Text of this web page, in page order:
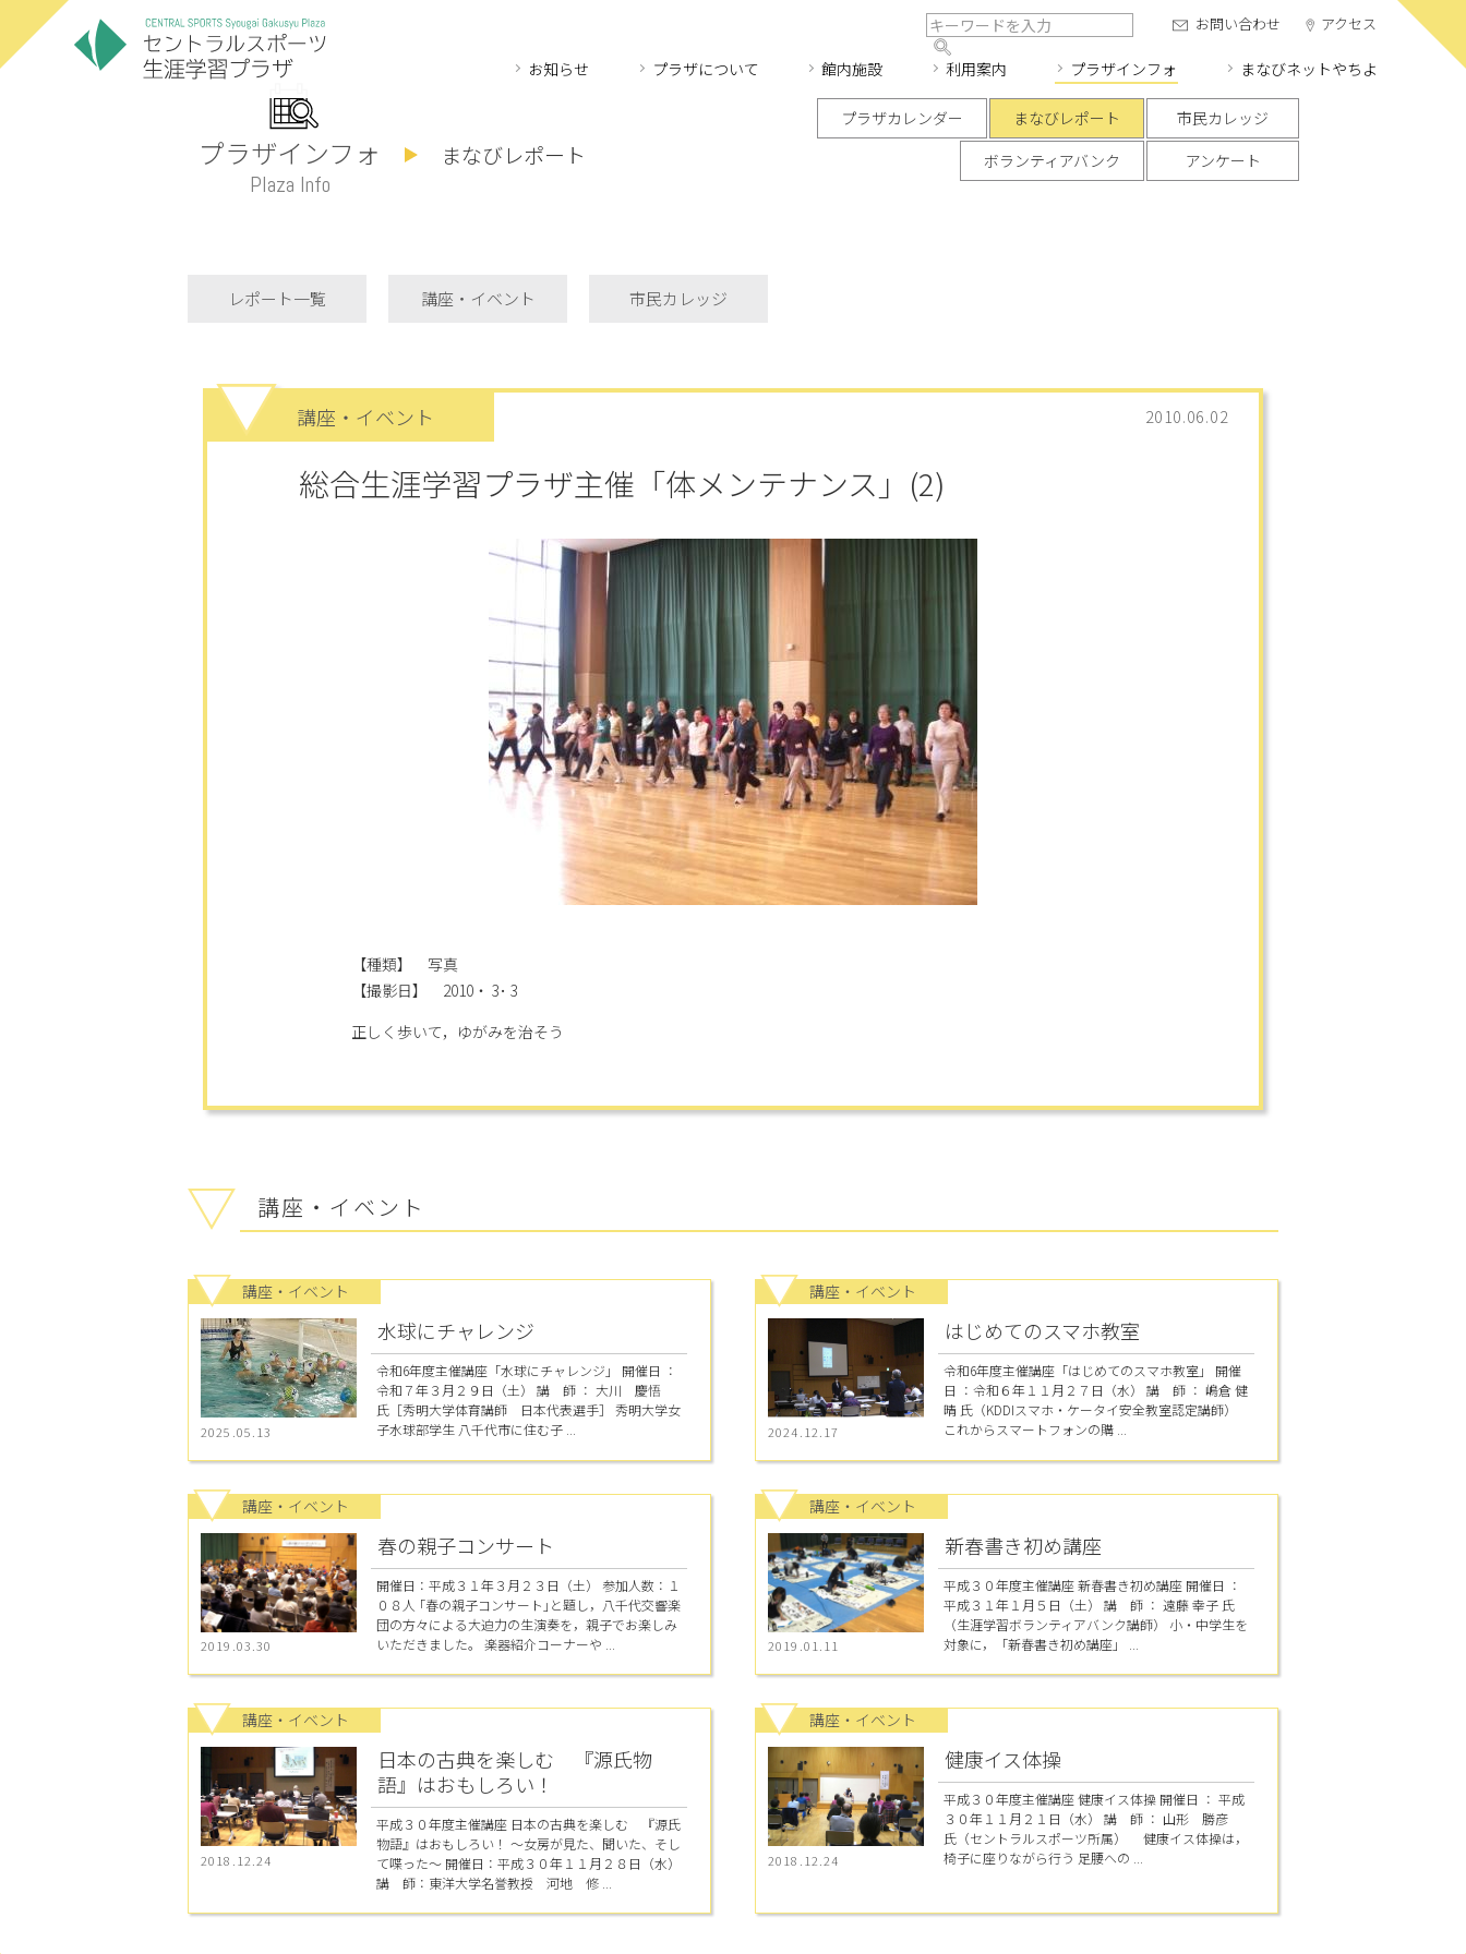
お知らせ プラザについて 館内施設 利用案内 プラザインフォ まなびネットやちよ
お問い合わせ アクセス
プラザインフォ
Plaza Info
まなびレポート
プラザカレンダー まなびレポート
市民カレッジ
ボランティアバンク
アンケート
レポート一覧 講座・イベント 市民カレッジ
講座・イベント 2010.06.02
総合生涯学習プラザ主催「体メンテナンス」(2)
【種類】 写真
【撮影日】 2010・ 3･ 3
正しく歩いて，ゆがみを治そう
講座・イベント
講座・イベント
2025.05.13
水球にチャレンジ
令和6年度主催講座「水球にチャレンジ」 開催日 ：
令和７年３月２９日（土） 講 師 ： 大川 慶悟
氏［秀明大学体育講師 日本代表選手］ 秀明大学女
子水球部学生 八千代市に住む子 ...
講座・イベント
2024.12.17
はじめてのスマホ教室
令和6年度主催講座「はじめてのスマホ教室」 開催
日 ：令和６年１１月２７日（水） 講 師 ： 嶋倉 健
晴 氏（KDDIスマホ・ケータイ安全教室認定講師）
これからスマートフォンの購 ...
講座・イベント
2019.03.30
春の親子コンサート
開催日：平成３１年３月２３日（土） 参加人数：１
０８人 ｢春の親子コンサート｣と題し，八千代交響楽
団の方々による大迫力の生演奏を，親子でお楽しみ
いただきました。 楽器紹介コーナーや ...
講座・イベント
2019.01.11
新春書き初め講座
平成３０年度主催講座 新春書き初め講座 開催日 ：
平成３１年１月５日（土） 講 師 ： 遠藤 幸子 氏
（生涯学習ボランティアバンク講師） 小・中学生を
対象に，「新春書き初め講座」 ...
講座・イベント
2018.12.24
日本の古典を楽しむ 『源氏物
語』はおもしろい！
平成３０年度主催講座 日本の古典を楽しむ 『源氏
物語』はおもしろい！ ～女房が見た、聞いた、そし
て喋った～ 開催日：平成３０年１１月２８日（水）
講 師：東洋大学名誉教授 河地 修 ...
講座・イベント
2018.12.24
健康イス体操
平成３０年度主催講座 健康イス体操 開催日 ： 平成
３０年１１月２１日（水） 講 師 ： 山形 勝彦
氏（セントラルスポーツ所属） 健康イス体操は，
椅子に座りながら行う 足腰への ...